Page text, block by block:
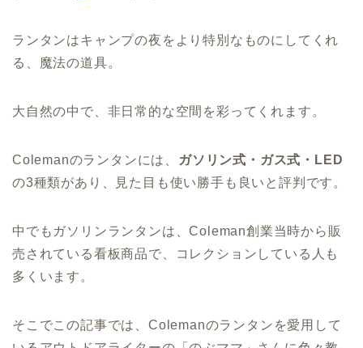
ランタンはキャンプの夜をより特別なものにしてくれ
る、魔法の道具。
大自然の中で、非日常的な空間を彩ってくれます。
Colemanのランタンには、
ガソリン式・ガス式・LED
の3種類があり、見た目も使い勝手も良いと評判です。
中でもガソリンランタンは、Coleman創業当時から販
売されている看板商品で、コレクションしている人も
多くいます。
そこでこの記事では、Colemanのランタンを愛用して